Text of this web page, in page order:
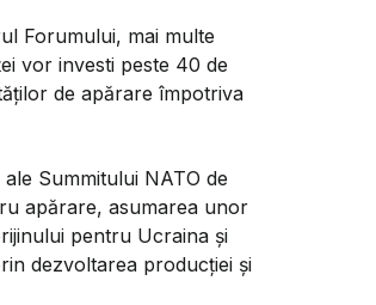
Forumului, mai multe
vor investi peste 40 de
de apărare împotriva
Summitului NATO de
apărare, asumarea unor
pentru Ucraina și
dezvoltarea producției și